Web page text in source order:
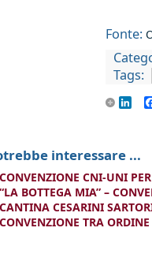
Fonte:
Tags:
interessare ...
CONVENZIONE CNI-UNI
“LA BOTTEGA MIA” –
CANTINA CESARINI
CONVENZIONE TRA